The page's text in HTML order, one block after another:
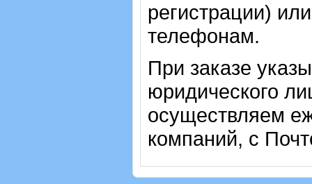
регистрации)
телефонам.
При заказе
юридического
осуществляем
компаний, с